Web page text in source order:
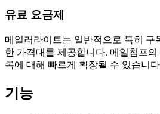
유료 요금제
메일러라이트는 일반적으로 특히 구
한 가격대를 제공합니다. 메일침프
록에 대해 빠르게 확장될 수 있습니
기능